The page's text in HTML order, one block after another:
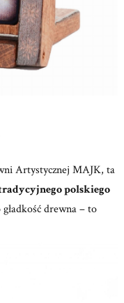
Artystycznej MAJK, ta
polskiego
drewna – to